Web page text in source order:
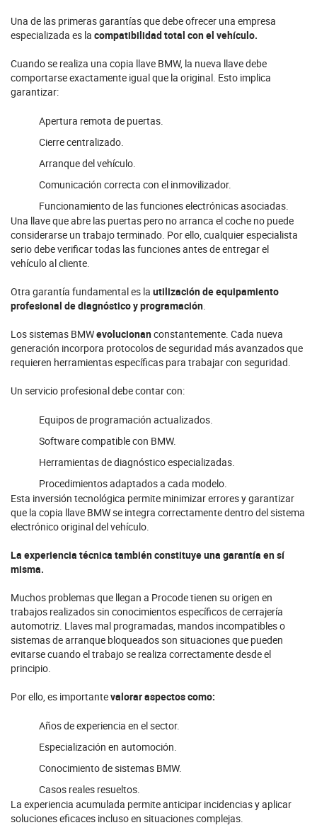
Una de las primeras garantías que debe ofrecer una empresa
especializada es la compatibilidad total con el vehículo.
Cuando se realiza una copia llave BMW, la nueva llave debe
comportarse exactamente igual que la original. Esto implica
garantizar:
Apertura remota de puertas.
Cierre centralizado.
Arranque del vehículo.
Comunicación correcta con el inmovilizador.
Funcionamiento de las funciones electrónicas asociadas.
Una llave que abre las puertas pero no arranca el coche no puede
considerarse un trabajo terminado. Por ello, cualquier especialista
serio debe verificar todas las funciones antes de entregar el
vehículo al cliente.
Otra garantía fundamental es la utilización de equipamiento
profesional de diagnóstico y programación.
Los sistemas BMWevolucionanconstantemente. Cada nueva
generación incorpora protocolos de seguridad más avanzados que
requieren herramientas específicas para trabajar con seguridad.
Un servicio profesional debe contar con:
Equipos de programación actualizados.
Software compatible con BMW.
Herramientas de diagnóstico especializadas.
Procedimientos adaptados a cada modelo.
Esta inversión tecnológica permite minimizar errores y garantizar
que la copia llave BMW se integra correctamente dentro del sistema
electrónico original del vehículo.
La experiencia técnica también constituye una garantía en sí
misma.
Muchos problemas que llegan a Procode tienen su origen en
trabajos realizados sin conocimientos específicos de cerrajería
automotriz. Llaves mal programadas, mandos incompatibles o
sistemas de arranque bloqueados son situaciones que pueden
evitarse cuando el trabajo se realiza correctamente desde el
principio.
Por ello, es importantevalorar aspectos como:
Años de experiencia en el sector.
Especialización en automoción.
Conocimiento de sistemas BMW.
Casos reales resueltos.
La experiencia acumulada permite anticipar incidencias y aplicar
soluciones eficaces incluso en situaciones complejas.